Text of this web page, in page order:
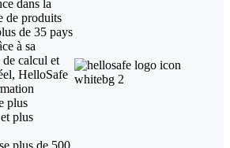
dans la
de produits
de 35 pays
à sa
calcul et
HelloSafe
plus
plus
plus de 500